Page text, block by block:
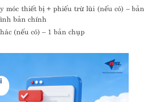
móc thiết bị + phiếu trừ lùi (nếu có) – bản
bản chính
(nếu có) – 1 bản chụp